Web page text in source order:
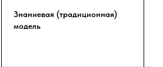
Знаниевая (традиционная)
модель